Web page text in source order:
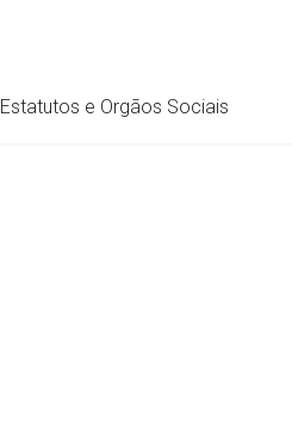
Estatutos e Orgãos Sociais